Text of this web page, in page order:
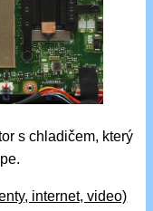
s chladičem, který
internet, video)